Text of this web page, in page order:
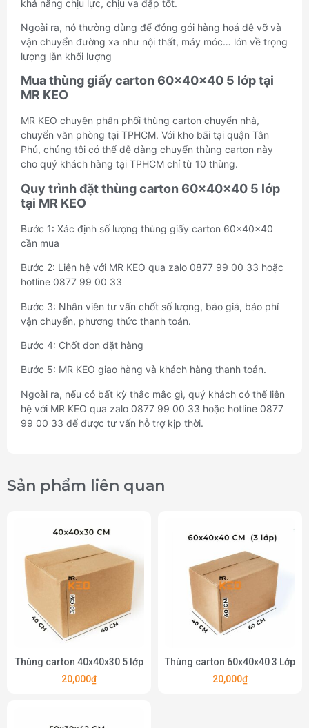
khả năng chịu lực, chịu va đập tốt.
Ngoài ra, nó thường dùng để đóng gói hàng hoá dễ vỡ và
vận chuyển đường xa như nội thất, máy móc… lớn về trọng
lượng lẫn khối lượng
Mua thùng giấy carton 60x40x40 5 lớp tại
MR KEO
MR KEO chuyên phân phối thùng carton chuyển nhà,
chuyển văn phòng tại TPHCM. Với kho bãi tại quận Tân
Phú, chúng tôi có thể dễ dàng chuyển thùng carton này
cho quý khách hàng tại TPHCM chỉ từ 10 thùng.
Quy trình đặt thùng carton 60x40x40 5 lớp
tại MR KEO
Bước 1: Xác định số lượng thùng giấy carton 60x40x40
cần mua
Bước 2: Liên hệ với MR KEO qua zalo 0877 99 00 33 hoặc
hotline 0877 99 00 33
Bước 3: Nhân viên tư vấn chốt số lượng, báo giá, báo phí
vận chuyển, phương thức thanh toán.
Bước 4: Chốt đơn đặt hàng
Bước 5: MR KEO giao hàng và khách hàng thanh toán.
Ngoài ra, nếu có bất kỳ thắc mắc gì, quý khách có thể liên
hệ với MR KEO qua zalo 0877 99 00 33 hoặc hotline 0877
99 00 33 để được tư vấn hỗ trợ kịp thời.
Sản phẩm liên quan​
Thùng carton 40x40x30 5 lớp
20,000₫
Thùng carton 60x40x40 3 Lớp
20,000₫